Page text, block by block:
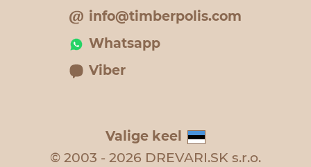
info@timberpolis.com
Whatsapp
Viber
Valige keel
© 2003 - 2026 DREVARI.SK s.r.o.